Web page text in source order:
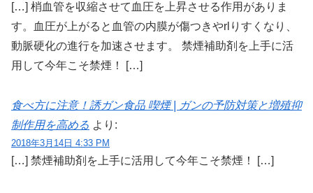
[…] 梢血管を収縮させて血圧を上昇させる作用がありま
す。血圧が上がると血管の内膜が傷つきやrlりすくなり、
動脈硬化の進行を加速させます。 禁煙補助剤を上手に活
用して今年こそ禁煙！ […]
食べ方に注意！誘ガン食品 喫煙 | ガンの予防対策と増殖抑
制作用を高める より:
2018年3月14日 4:33 PM
[…] 禁煙補助剤を上手に活用して今年こそ禁煙！ […]